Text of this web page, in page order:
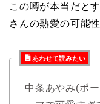
この噂が本当だと
さんの熱愛の可能
あわせて読みたい
中条あやみ(ポ